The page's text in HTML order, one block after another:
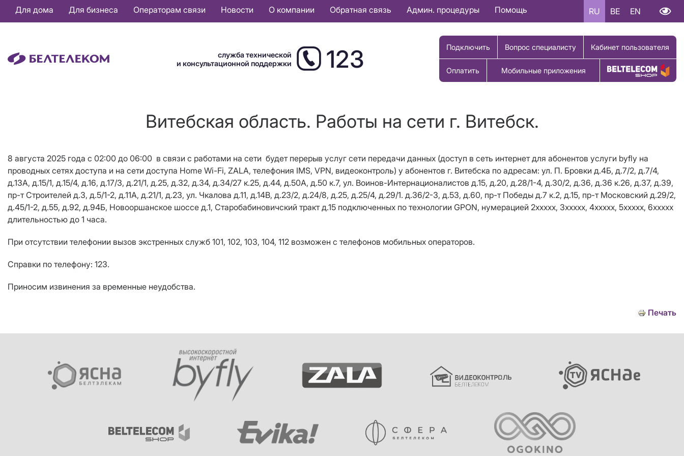
Основная
навигация
Для дома Для бизнеса Операторам связи Новости О компании Обратная связь Админ. процедуры Помощь RU BE EN
служба технической
и консультационной поддержки
123 Подключить Вопрос специалисту Кабинет пользователя
Оплатить Мобильные приложения Купить товар
Витебская область. Работы на сети г. Витебск.
8 августа 2025 года с 02:00 до 06:00 в связи с работами на сети будет перерыв услуг сети передачи данных (доступ в сеть интернет для абонентов услуги byfly на
проводных сетях доступа и на сети доступа Home Wi-Fi, ZALA, телефония IMS, VPN, видеоконтроль) у абонентов г. Витебска по адресам: ул. П. Бровки д.4Б, д.7/2, д.7/4,
д.13А, д.15/1, д.15/4, д.16, д.17/3, д.21/1, д.25, д.32, д.34, д.34/27 к.25, д.44, д.50А, д.50 к.7, ул. Воинов-Интернационалистов д.15, д.20, д.28/1-4, д.30/2, д.36, д.36 к.26, д.37, д.39,
пр-т Строителей д.3, д.5/1-2, д.11А, д.21/1, д.23, ул. Чкалова д.11, д.14В, д.23/2, д.24/8, д.25, д.25/4, д.29/1. д.36/2-3, д.53, д.60, пр-т Победы д.7 к.2, д.15, пр-т Московский д.29/2,
д.45/1-2, д.55, д.92, д.94Б, Новооршанское шоссе д.1, Старобабиновичский тракт д.15 подключенных по технологии GPON, нумерацией 2ххххх, 3ххххх, 4ххххх, 5ххххх, 6ххххх
длительностью до 1 часа.
При отсутствии телефонии вызов экстренных служб 101, 102, 103, 104, 112 возможен с телефонов мобильных операторов.
Справки по телефону: 123.
Приносим извинения за временные неудобства.
Печать